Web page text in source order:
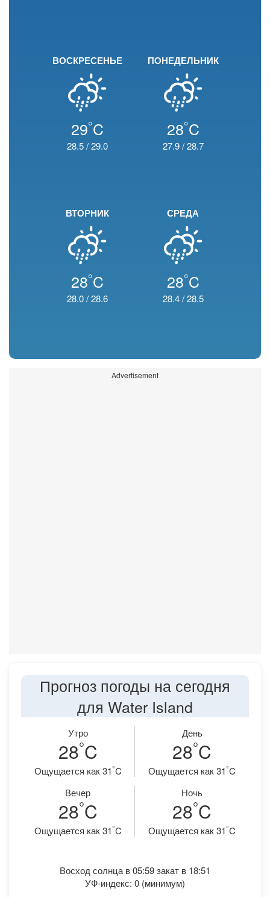
ВОСКРЕСЕНЬЕ
29°C
28.5/29.0
ПОНЕДЕЛЬНИК
28°C
27.9/28.7
ВТОРНИК
28°C
28.0/28.6
СРЕДА
28°C
28.4/28.5
Advertisement
Прогноз погоды на сегодня
для Water Island
Утро
28°C
Ощущается как 31°C
День
28°C
Ощущается как 31°C
Вечер
28°C
Ощущается как 31°C
Ночь
28°C
Ощущается как 31°C
Восход солнца в 05:59 закат в 18:51
УФ-индекс: 0 (минимум)